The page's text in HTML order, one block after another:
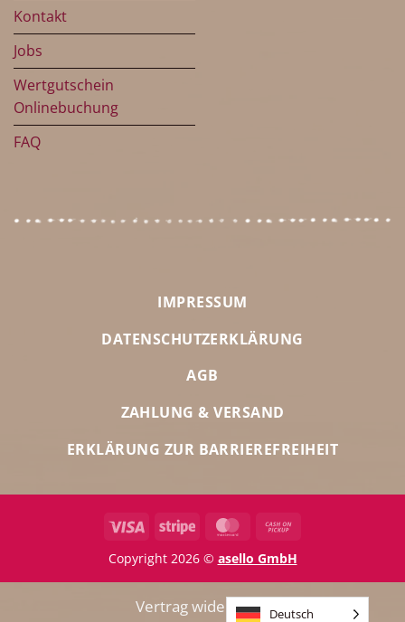
Kontakt
Jobs
Wertgutschein
Onlinebuchung
FAQ
IMPRESSUM
DATENSCHUTZERKLÄRUNG
AGB
ZAHLUNG & VERSAND
ERKLÄRUNG ZUR BARRIEREFREIHEIT
Visa Stripe MasterCard
Pickup
Copyright 2026 © asello GmbH
Vertrag widerrufen Deutsch